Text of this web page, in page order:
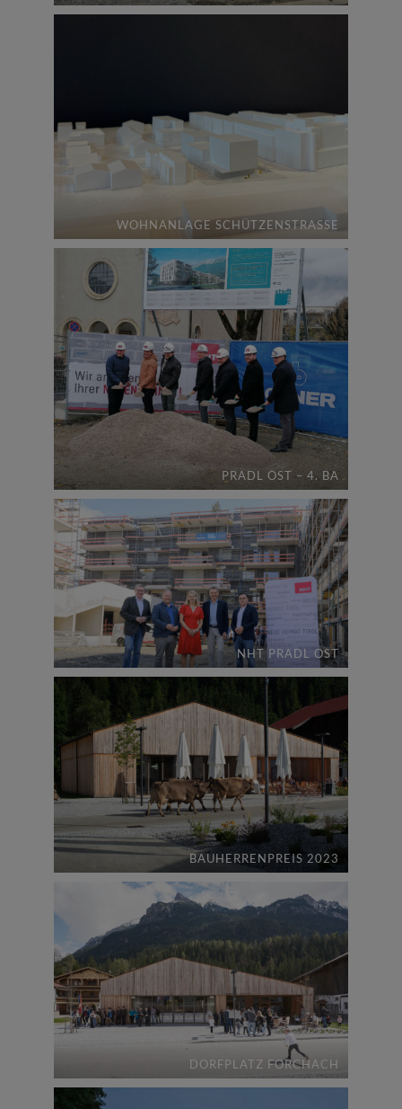
WOHNANLAGE SCHÜTZENSTRASSE
PRADL OST – 4. BA
NHT PRADL OST
BAUHERRENPREIS 2023
DORFPLATZ FORCHACH